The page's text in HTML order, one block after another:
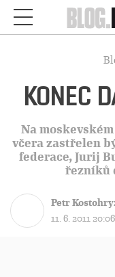
KONEC
Na
včera zastřelen
federace, Jurij
řezníků
Petr
11. 6. 2011 20:06